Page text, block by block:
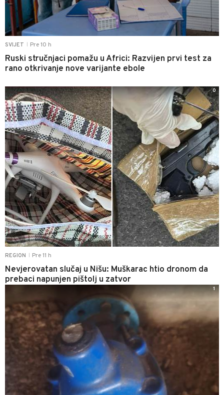
SVIJET Pre 10 h
Ruski stručnjaci pomažu u Africi: Razvijen prvi test za
rano otkrivanje nove varijante ebole
REGION Pre 11 h
Nevjerovatan slučaj u Nišu: Muškarac htio dronom da
prebaci napunjen pištolj u zatvor
0
1